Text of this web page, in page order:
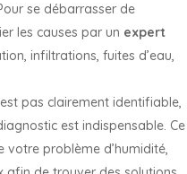
se débarrasser de
les causes par un expert
infiltrations, fuites d’eau,
pas clairement identifiable,
est indispensable. Ce
votre problème d’humidité,